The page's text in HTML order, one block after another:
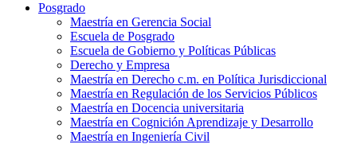
Posgrado
Maestría en Gerencia Social
Escuela de Posgrado
Escuela de Gobierno y Políticas Públicas
Derecho y Empresa
Maestría en Derecho c.m. en Política Jurisdiccional
Maestría en Regulación de los Servicios Públicos
Maestría en Docencia universitaria
Maestría en Cognición Aprendizaje y Desarrollo
Maestría en Ingeniería Civil